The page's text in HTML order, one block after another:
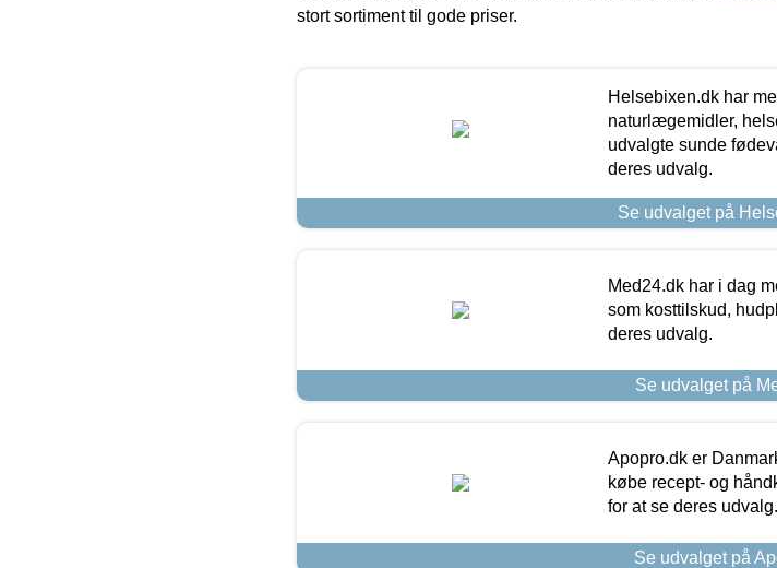
stort sortiment til gode priser.
Helsebixen.dk har
naturlægemidler,
udvalgte sunde
deres udvalg.
Se udvalget på
Med24.dk har i dag
som kosttilskud,
deres udvalg.
Se udvalget på
Apopro.dk er
købe recept- og
for at se deres udvalg.
Se udvalget på